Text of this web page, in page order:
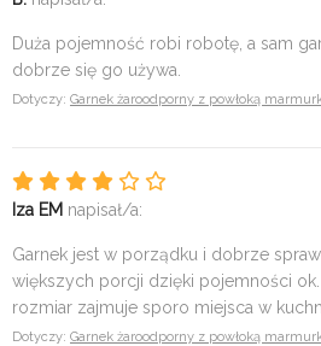
Duża pojemność robi robotę, a sam
dobrze się go używa.
Dotyczy: Garnek żaroodporny z powłoką
Iza EM napisał/a:
Garnek jest w porządku i dobrze
większych porcji dzięki pojemności
rozmiar zajmuje sporo miejsca w
Dotyczy: Garnek żaroodporny z powłoką